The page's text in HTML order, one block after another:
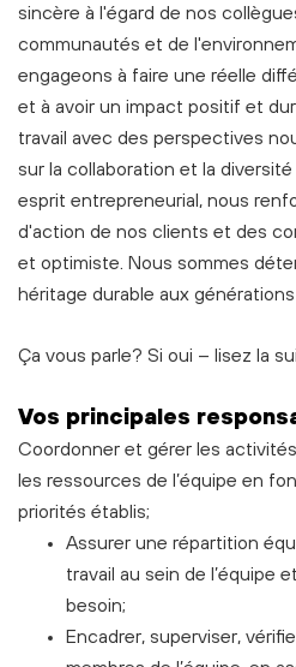
sincère à l'égard de nos
communautés et de
engageons à faire une réelle
et à avoir un impact positif et
travail avec des perspectives
sur la collaboration et la
esprit entrepreneurial, nous
d'action de nos clients et des
et optimiste. Nous sommes
héritage durable aux générations
Ça vous parle? Si oui – lisez la
Vos principales
Coordonner et gérer les
les ressources de l’équipe en
priorités établis;
Assurer une répartition
travail au sein de l’équipe
besoin;
Encadrer, superviser,